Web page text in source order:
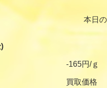
本日
-165円/ｇ
買取価格